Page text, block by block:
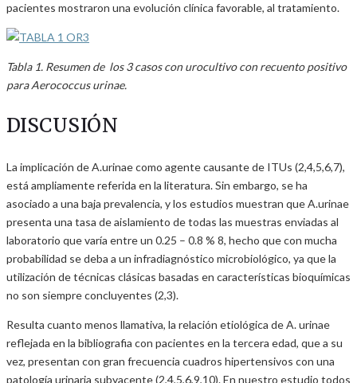
pacientes mostraron una evolución clínica favorable, al tratamiento.
Tabla 1. Resumen de los 3 casos con urocultivo con recuento positivo
para Aerococcus urinae.
DISCUSIÓN
La implicación de A.urinae como agente causante de ITUs (2,4,5,6,7),
está ampliamente referida en la literatura. Sin embargo, se ha
asociado a una baja prevalencia, y los estudios muestran que A.urinae
presenta una tasa de aislamiento de todas las muestras enviadas al
laboratorio que varía entre un 0.25 – 0.8 % 8, hecho que con mucha
probabilidad se deba a un infradiagnóstico microbiológico, ya que la
utilización de técnicas clásicas basadas en características bioquímicas
no son siempre concluyentes (2,3).
Resulta cuanto menos llamativa, la relación etiológica de A. urinae
reflejada en la bibliografia con pacientes en la tercera edad, que a su
vez, presentan con gran frecuencia cuadros hipertensivos con una
patología urinaria subyacente (2,4,5,6,9,10). En nuestro estudio todos